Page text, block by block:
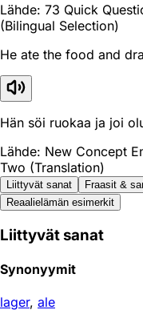
Lähde: 73 Quick
(Bilingual Selection)
He ate the food and
Hän söi ruokaa ja joi
Lähde: New Concept
Two (Translation)
Liittyvät sanat Fraasit &
Reaali­elämän esimerkit
Liittyvät sanat
Synonyymit
lager, ale